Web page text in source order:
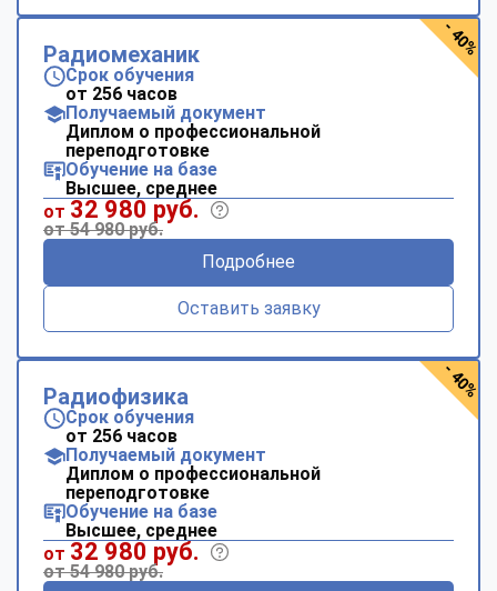
Радиомеханик
Срок обучения
от 256 часов
Получаемый документ
Диплом о профессиональной
переподготовке
Обучение на базе
Высшее, среднее
от 32 980 руб.
от 54 980 руб.
Подробнее
Оставить заявку
- 40%
Радиофизика
Срок обучения
от 256 часов
Получаемый документ
Диплом о профессиональной
переподготовке
Обучение на базе
Высшее, среднее
от 32 980 руб.
от 54 980 руб.
- 40%